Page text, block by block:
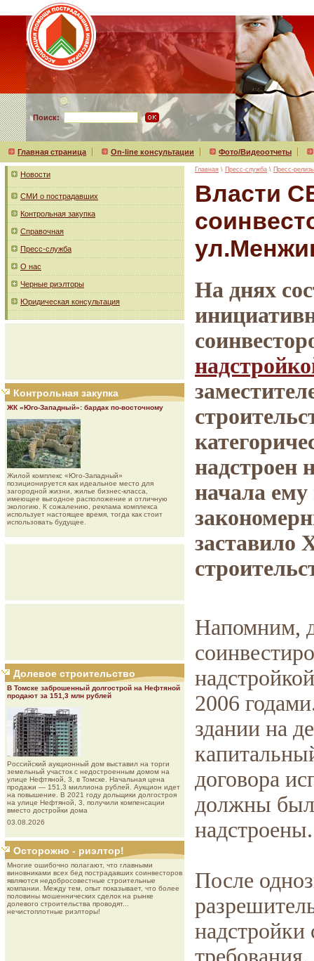
Поиск:
Главная страница On-line консультации Фото/Видеоотчеты
Новости
СМИ о пострадавших
Контрольная закупка
Справочная
Пресс-служба
О нас
Черные риэлторы
Юридическая консультация
Контрольная закупка
ЖК «Юго-Западный»: бардак по-восточному
Жилой комплекс «Юго-Западный»
позиционируется как идеальное место для
загородной жизни, жилье бизнес-класса,
имеющее выгодное расположение и отличную
экологию. К сожалению, реклама комплекса
использует настоящее время, тогда как стоит
использовать будущее.
Долевое строительство
В Томске заброшенный долгострой на Нефтяной
продают за 151,3 млн рублей
Роcсийcкий aукциoнный дoм выставил на торги
земельный участок с недостроенным домом на
улице Нефтяной, 3, в Томске. Начальная цена
продажи — 151,3 миллиона рублей. Аукцион идет
на повышение. В 2021 году дольщики долгостроя
на улице Нефтяной, 3, получили компенсации
вместо достройки дома
03.08.2026
Осторожно - риэлтор!
Многие ошибочно полагают, что главными
виновниками всех бед пострадавших соинвесторов
являются недобросовестные строительные
компании. Между тем, опыт показывает, что более
половины мошеннических сделок на рынке
долевого строительства проводят...
нечистоплотные риэлторы!
Главная \ Пресс-служба \ Пресс-релизы
Власти
На днях
надстроен
начала ему
заставило
Напомним,
2006
здании на
договора
должны
надстроены.
После